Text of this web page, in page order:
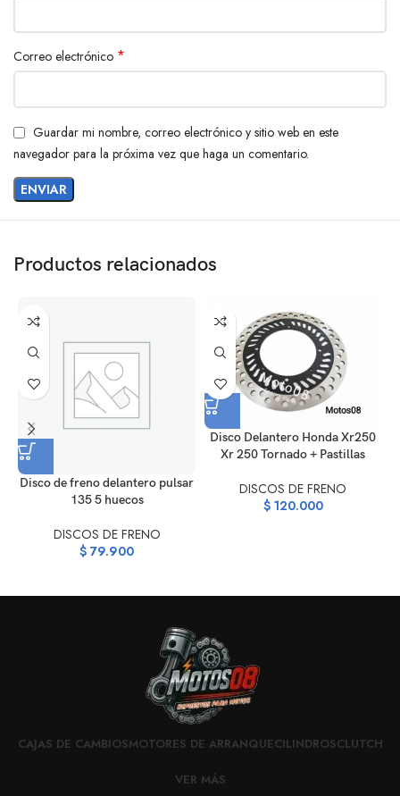
Correo electrónico *
Guardar mi nombre, correo electrónico y sitio web en este
navegador para la próxima vez que haga un comentario.
Productos relacionados
Disco de freno delantero pulsar
135 5 huecos
DISCOS DE FRENO
$ 79.900
Disco Delantero Honda Xr250
Xr 250 Tornado + Pastillas
DISCOS DE FRENO
$120.000
CAJAS DE CAMBIOSMOTORES DE ARRANQUECILINDROSCLUTCH
VER MÁS